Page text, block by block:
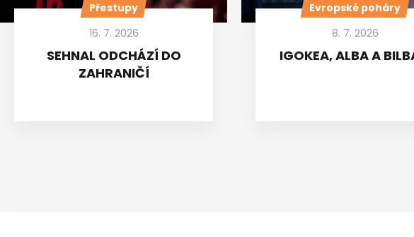
Přestupy
16. 7. 2026
SEHNAL ODCHÁZÍ DO
ZAHRANIČÍ
Evropské poháry
8. 7. 2026
IGOKEA, ALBA A